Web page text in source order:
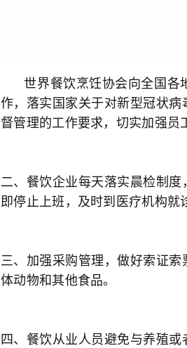
世界餐饮烹饪协会向全国各
作，落实国家关于对新型冠状
督管理的工作要求，切实加强员
二、餐饮企业每天落实晨检制
即停止上班，及时到医疗机构就
三、加强采购管理，做好索证
体动物和其他食品。
四、餐饮从业人员避免与养殖